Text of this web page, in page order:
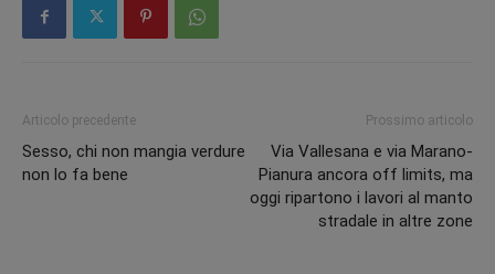
Articolo precedente
Sesso, chi non mangia verdure
non lo fa bene
Prossimo articolo
Via Vallesana e via Marano-
Pianura ancora off limits, ma
oggi ripartono i lavori al manto
stradale in altre zone